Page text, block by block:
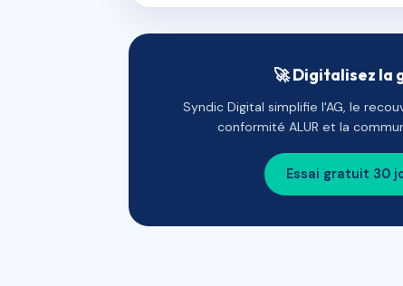
🚀 Digitalisez la
Syndic Digital simplifie l'AG, le
conformité ALUR et la
Essai gratuit 30